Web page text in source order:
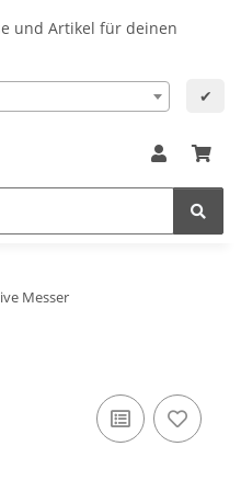
und Artikel für deinen
✔
Messer